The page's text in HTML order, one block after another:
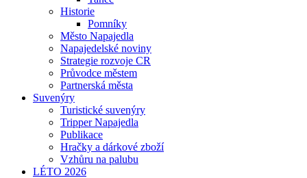
Historie
Pomníky
Město Napajedla
Napajedelské noviny
Strategie rozvoje CR
Průvodce městem
Partnerská města
Suvenýry
Turistické suvenýry
Tripper Napajedla
Publikace
Hračky a dárkové zboží
Vzhůru na palubu
LÉTO 2026